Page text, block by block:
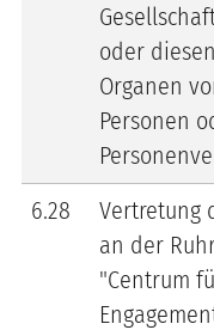
oder
Organen
Personen
6.28
Vertretung
an der
"Centrum